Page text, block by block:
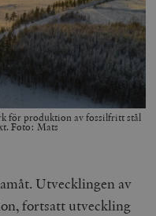
för produktion av fossilfritt stål
Foto: Mats
Utvecklingen av
fortsatt utveckling